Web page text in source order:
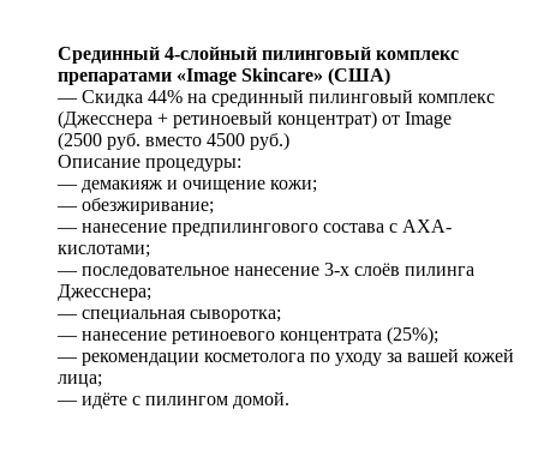
Срединный 4-слойный пилинговый комплекс
препаратами «Image Skincare» (США)
— Скидка 44% на срединный пилинговый комплекс
(Джесснера + ретиноевый концентрат) от Image
(2500 руб. вместо 4500 руб.)
Описание процедуры:
— демакияж и очищение кожи;
— обезжиривание;
— нанесение предпилингового состава с AXA-
кислотами;
— последовательное нанесение 3-х слоёв пилинга
Джесснера;
— специальная сыворотка;
— нанесение ретиноевого концентрата (25%);
— рекомендации косметолога по уходу за вашей кожей
лица;
— идёте с пилингом домой.